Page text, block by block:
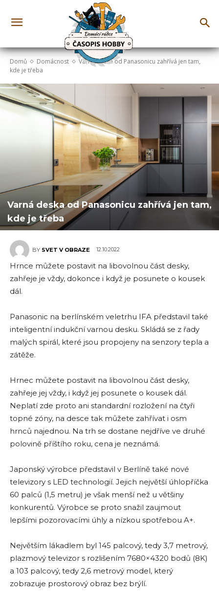
Domů Domácnost
Varná deska od Panasonicu zahřívá jen tam,
kde je třeba
Varná deska od Panasonicu zahřívá jen tam,
kde je třeba
BY SVET V OBRAZE 12.10.2022
Hrnce můžete postavit na libovolnou část desky,
zahřeje je vždy, dokonce i když je posunete o kousek
dál.
Panasonic na berlínském veletrhu IFA představil také
inteligentní indukční varnou desku. Skládá se z řady
malých spirál, které jsou propojeny na senzory tepla a
zátěže.
Hrnec můžete postavit na libovolnou část desky,
zahřeje jej vždy, i když jej posunete o kousek dál.
Neplatí zde proto ani standardní rozložení na čtyři
topné zóny, na desce tak můžete zahřívat i osm
hrnců najednou. Na trh se dostane nejdříve ve druhé
polovině příštího roku, cena je neznámá.
Japonský výrobce představil v Berlíně také nové
televizory s LED technologií. Jejich největší úhlopříčka
60 palců (1,5 metru) je však menší než u většiny
konkurentů. Výrobce se proto snažil zaujmout
lepšími pozorovacími úhly a nízkou spotřebou A+.
Největším lákadlem byl 145 palcový, tedy 3,7 metrový,
plazmový televizor s rozlišením 7680×4320 bodů (8K)
a 103 palcový, tedy 2,6 metrový model, který
zobrazuje prostorový obraz bez brýlí.